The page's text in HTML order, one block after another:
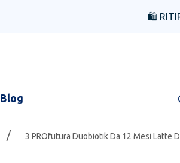
🛍️
Blog
/ 3 PROfutura Duobiotik Da 12 Mesi Latte